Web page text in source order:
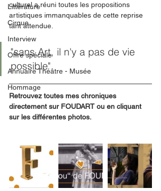
Littérature
Cirque
Interview
Offre spéciale
Annuaire Théâtre - Musée
Hommage
culturel a réuni toutes les propositions
artistiques immanquables de cette reprise
tant attendue.
"sans Art, il n'y a pas de vie
possible"
Retrouvez toutes mes chroniques
directement sur FOUDART ou en cliquant
sur les différentes photos.